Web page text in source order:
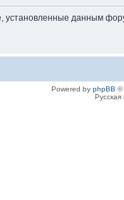
установленные данным
Powered by phpBB ©